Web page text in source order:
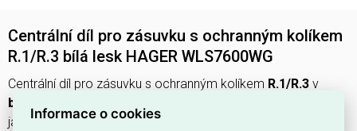
Centrální díl pro zásuvku s ochranným kolíkem
R.1/R.3 bílá lesk HAGER WLS7600WG
Centrální díl pro zásuvku s ochranným kolíkem R.1/R.3 v
bílém lesku (RAL 9010)
jakokryt přístrojepronástěnnou zásuvku
Informace o cookies